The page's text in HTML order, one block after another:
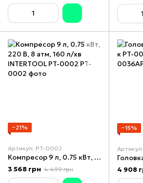
−21%
Артикул: PT-0002
Компресор 9 л, 0.75 кВт, 220 В, 8 атм, 160 л/хв INTERTOOL PT-0002
3 568 грн 4 499 грн
−15%
4 908